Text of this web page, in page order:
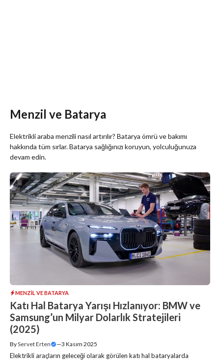
Menzil ve Batarya
Elektrikli araba menzili nasıl artırılır? Batarya ömrü ve bakımı
hakkında tüm sırlar. Batarya sağlığınızı koruyun, yolculuğunuza
devam edin.
MENZIL VE BATARYA
Katı Hal Batarya Yarışı Hızlanıyor: BMW ve
Samsung’un Milyar Dolarlık Stratejileri
(2025)
ByServet Erten —3 Kasım 2025
Elektrikli araçların geleceği olarak görülen katı hal bataryalarda